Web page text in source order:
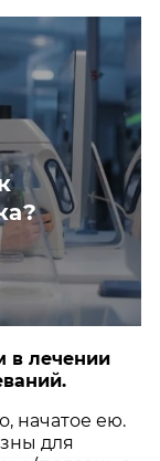
в лечении
начатое ею.
для